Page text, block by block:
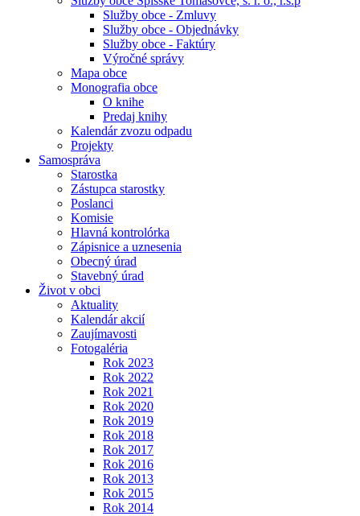
Služby obce - Zmluvy
Služby obce - Objednávky
Služby obce - Faktúry
Výročné správy
Mapa obce
Monografia obce
O knihe
Predaj knihy
Kalendár zvozu odpadu
Projekty
Samospráva
Starostka
Zástupca starostky
Poslanci
Komisie
Hlavná kontrolórka
Zápisnice a uznesenia
Obecný úrad
Stavebný úrad
Život v obci
Aktuality
Kalendár akcií
Zaujímavosti
Fotogaléria
Rok 2023
Rok 2022
Rok 2021
Rok 2020
Rok 2019
Rok 2018
Rok 2017
Rok 2016
Rok 2013
Rok 2015
Rok 2014